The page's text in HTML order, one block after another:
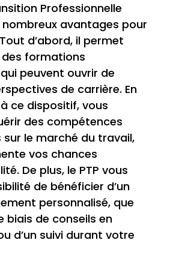
Professionnelle
avantages pour
d’abord, il permet
des formations
peuvent ouvrir de
de carrière. En
ce dispositif, vous
des compétences
sur le marché du travail,
vos chances
De plus, le PTP vous
de bénéficier d’un
personnalisé, que
biais de conseils en
d’un suivi durant votre